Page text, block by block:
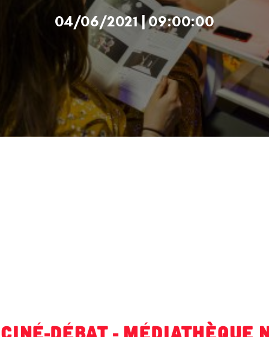
04/06/2021 | 09:00:00
Ciné-débat - Médiathèque